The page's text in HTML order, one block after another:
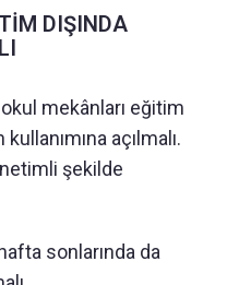
DIŞINDA
mekânları eğitim
açılmalı.
şekilde
sonlarında da